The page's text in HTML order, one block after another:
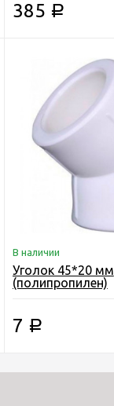
385 Р
В наличии
Уголок 45*20 мм
(полипропилен)
7 Р